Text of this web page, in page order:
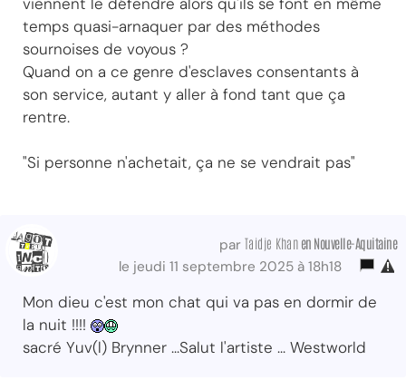
temps quasi-arnaquer par des méthodes
sournoises de voyous ?
Quand on a ce genre d'esclaves consentants à
son service, autant y aller à fond tant que ça
rentre.
"Si personne n'achetait, ça ne se vendrait pas"
parTaidje Khan en Nouvelle-Aquitaine
le jeudi 11 septembre 2025 à 18h18
Mon dieu c'est mon chat qui va pas en dormir de
la nuit !!!!
sacré Yuv(l) Brynner ...Salut l'artiste ... Westworld